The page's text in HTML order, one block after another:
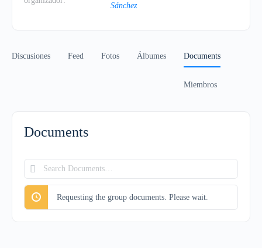
Discusiones Feed Fotos Álbumes Documents
Miembros
Documents
Search
Documents…
Requesting the group documents. Please wait.